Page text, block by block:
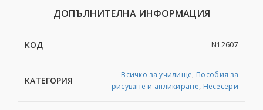
ДОПЪЛНИТЕЛНА ИНФОРМАЦИЯ
КОД N12607
КАТЕГОРИЯ
Всичко за училище, Пособия за
рисуване и апликиране, Несесери